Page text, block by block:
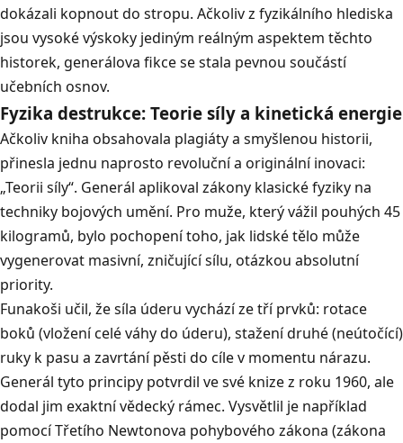
dokázali kopnout do stropu. Ačkoliv z fyzikálního hlediska
jsou vysoké výskoky jediným reálným aspektem těchto
historek, generálova fikce se stala pevnou součástí
učebních osnov.
Fyzika destrukce: Teorie síly a kinetická energie
Ačkoliv kniha obsahovala plagiáty a smyšlenou historii,
přinesla jednu naprosto revoluční a originální inovaci:
„Teorii síly“. Generál aplikoval zákony klasické fyziky na
techniky bojových umění. Pro muže, který vážil pouhých 45
kilogramů, bylo pochopení toho, jak lidské tělo může
vygenerovat masivní, zničující sílu, otázkou absolutní
priority.
Funakoši učil, že síla úderu vychází ze tří prvků: rotace
boků (vložení celé váhy do úderu), stažení druhé (neútočící)
ruky k pasu a zavrtání pěsti do cíle v momentu nárazu.
Generál tyto principy potvrdil ve své knize z roku 1960, ale
dodal jim exaktní vědecký rámec. Vysvětlil je například
pomocíTřetího Newtonova pohybového zákona (zákona